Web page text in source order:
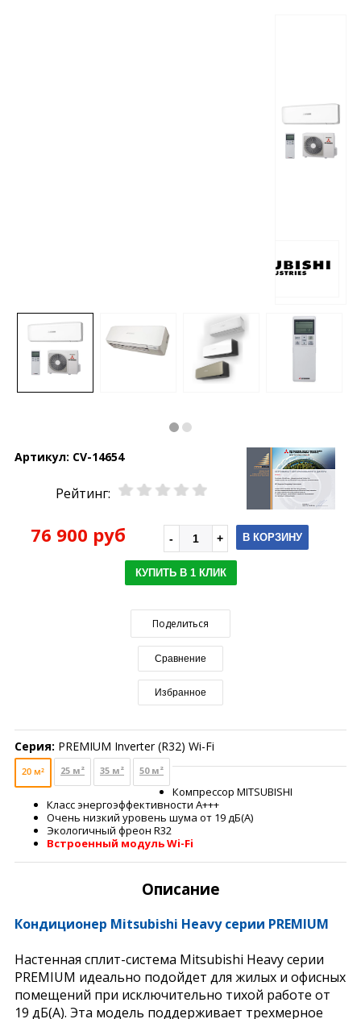
Артикул: CV-14654
Рейтинг:
76 900 руб В КОРЗИНУ
КУПИТЬ В 1 КЛИК
Поделиться
Сравнение
Избранное
Серия: PREMIUM Inverter (R32) Wi-Fi
20 м² 25 м² 35 м² 50 м²
Компрессор MITSUBISHI
Класс энергоэффективности А+++
Очень низкий уровень шума от 19 дБ(A)
Экологичный фреон R32
Встроенный модуль Wi-Fi
Описание
Кондиционер Mitsubishi Heavy серии PREMIUM
Настенная сплит-система Mitsubishi Heavy серии
PREMIUM идеально подойдет для жилых и офисных
помещений при исключительно тихой работе от
19 дБ(А). Эта модель поддерживает трехмерное